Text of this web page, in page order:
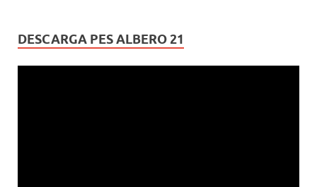
DESCARGA PES ALBERO 21